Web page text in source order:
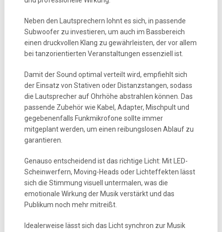
Neben den Lautsprechern lohnt es sich, in passende
Subwoofer zu investieren, um auch im Bassbereich
einen druckvollen Klang zu gewährleisten, der vor allem
bei tanzorientierten Veranstaltungen essenziell ist.
Damit der Sound optimal verteilt wird, empfiehlt sich
der Einsatz von Stativen oder Distanzstangen, sodass
die Lautsprecher auf Ohrhöhe abstrahlen können. Das
passende Zubehör wie Kabel, Adapter, Mischpult und
gegebenenfalls Funkmikrofone sollte immer
mitgeplant werden, um einen reibungslosen Ablauf zu
garantieren.
Genauso entscheidend ist das richtige Licht: Mit LED-
Scheinwerfern, Moving-Heads oder Lichteffekten lässt
sich die Stimmung visuell untermalen, was die
emotionale Wirkung der Musik verstärkt und das
Publikum noch mehr mitreißt.
Idealerweise lässt sich das Licht synchron zur Musik